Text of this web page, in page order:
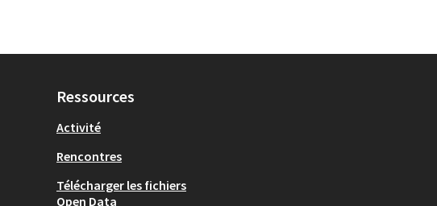
Ressources
Activité
Rencontres
Télécharger les fichiers
Open Data